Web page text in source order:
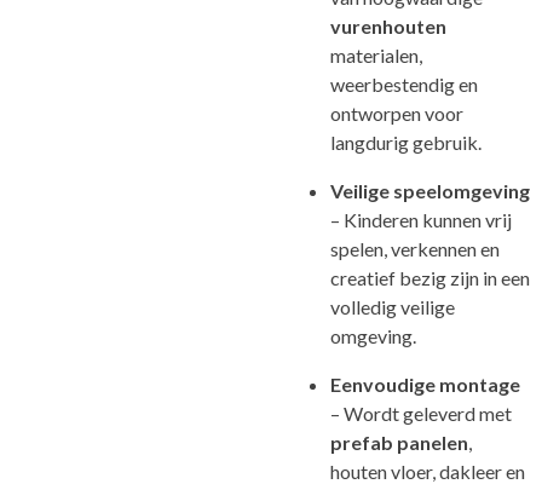
vurenhouten
materialen,
weerbestendig en
ontworpen voor
langdurig gebruik.
Veilige speelomgeving
– Kinderen kunnen vrij
spelen, verkennen en
creatief bezig zijn in een
volledig veilige
omgeving.
Eenvoudige montage
– Wordt geleverd met
prefab panelen,
houten vloer, dakleer en